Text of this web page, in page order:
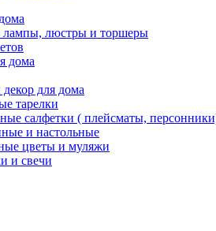
лампы, люстры и торшеры
дома
для дома
тарелки
салфетки ( плейсматы,
и настольные
цветы и муляжи
и свечи